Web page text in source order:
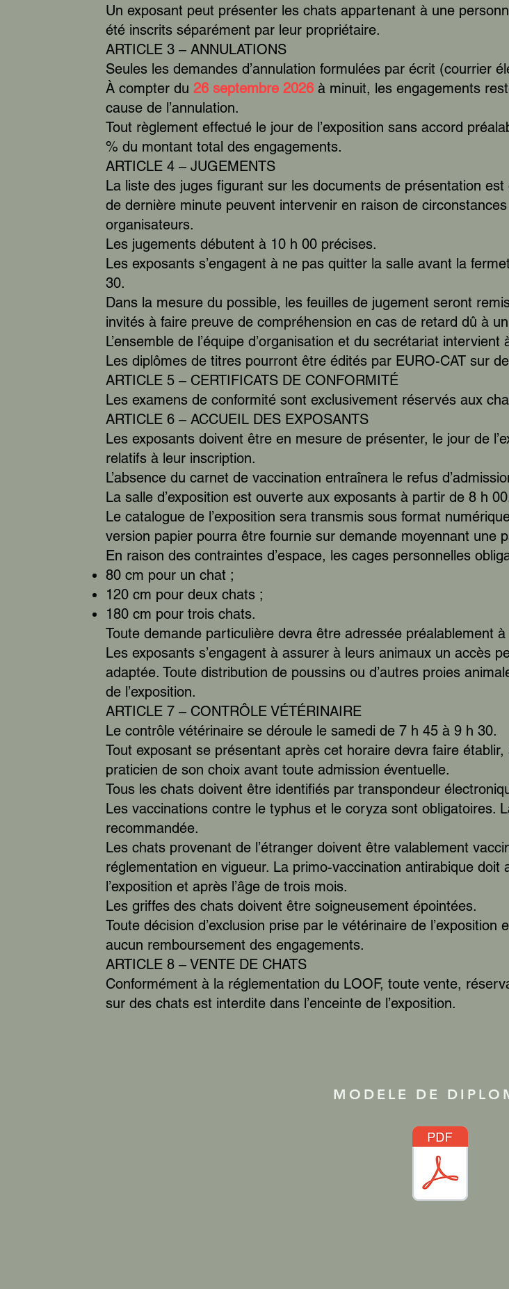
Un exposant peut présenter les chats appartenant à une
été inscrits séparément par leur propriétaire.
ARTICLE 3 – ANNULATIONS
Seules les demandes d’annulation formulées par écrit (courrier
À compter du 26 septembre 2026 à minuit, les engagements
cause de l’annulation.
Tout règlement effectué le jour de l’exposition sans accord
% du montant total des engagements.
ARTICLE 4 – JUGEMENTS
La liste des juges figurant sur les documents de présentation
de dernière minute peuvent intervenir en raison de
organisateurs.
Les jugements débutent à 10 h 00 précises.
Les exposants s’engagent à ne pas quitter la salle avant la
30.
Dans la mesure du possible, les feuilles de jugement seront
invités à faire preuve de compréhension en cas de retard dû à
L’ensemble de l’équipe d’organisation et du secrétariat intervient
Les diplômes de titres pourront être édités par EURO-CAT sur
ARTICLE 5 – CERTIFICATS DE CONFORMITÉ
Les examens de conformité sont exclusivement réservés aux
ARTICLE 6 – ACCUEIL DES EXPOSANTS
Les exposants doivent être en mesure de présenter, le jour de
relatifs à leur inscription.
L’absence du carnet de vaccination entraînera le refus
La salle d’exposition est ouverte aux exposants à partir de 8 h
Le catalogue de l’exposition sera transmis sous format
version papier pourra être fournie sur demande moyennant une
En raison des contraintes d’espace, les cages personnelles
80 cm pour un chat ;
120 cm pour deux chats ;
180 cm pour trois chats.
Toute demande particulière devra être adressée préalablement à
Les exposants s’engagent à assurer à leurs animaux un accès
adaptée. Toute distribution de poussins ou d’autres proies
de l’exposition.
ARTICLE 7 – CONTRÔLE VÉTÉRINAIRE
Le contrôle vétérinaire se déroule le samedi de 7 h 45 à 9 h 30.
Tout exposant se présentant après cet horaire devra faire
praticien de son choix avant toute admission éventuelle.
Tous les chats doivent être identifiés par transpondeur
Les vaccinations contre le typhus et le coryza sont obligatoires.
recommandée.
Les chats provenant de l’étranger doivent être valablement
réglementation en vigueur. La primo-vaccination antirabique
l’exposition et après l’âge de trois mois.
Les griffes des chats doivent être soigneusement épointées.
Toute décision d’exclusion prise par le vétérinaire de
aucun remboursement des engagements.
ARTICLE 8 – VENTE DE CHATS
Conformément à la réglementation du LOOF, toute vente,
sur des chats est interdite dans l’enceinte de l’exposition.
MODELE DE